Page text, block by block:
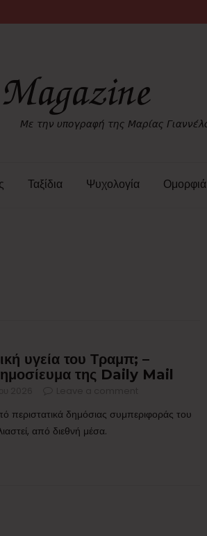
Ταξίδια Ψυχολογία Ομορφιά
υγεία του Τραμπ; –
της Daily Mail
περιστατικά δημόσιας συμπεριφοράς του
από διεθνή μέσα.